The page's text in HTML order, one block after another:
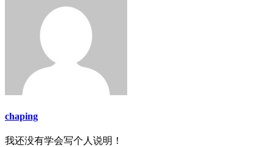
chaping
我还没有学会写个人说明！